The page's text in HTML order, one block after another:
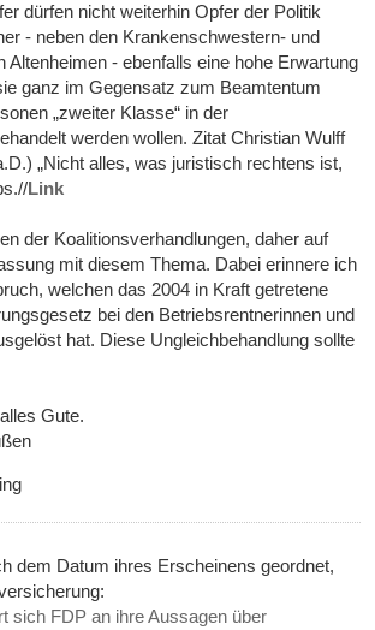
dürfen nicht weiterhin Opfer der Politik
- neben den Krankenschwestern- und
Altenheimen - ebenfalls eine hohe Erwartung
ganz im Gegensatz zum Beamtentum
„zweiter Klasse“ in der
werden wollen. Zitat Christian Wulff
„Nicht alles, was juristisch rechtens ist,
Link
der Koalitionsverhandlungen, daher auf
mit diesem Thema. Dabei erinnere ich
welchen das 2004 in Kraft getretene
bei den Betriebsrentnerinnen und
hat. Diese Ungleichbehandlung sollte
Gute.
dem Datum ihres Erscheinens geordnet,
sich FDP an ihre Aussagen über